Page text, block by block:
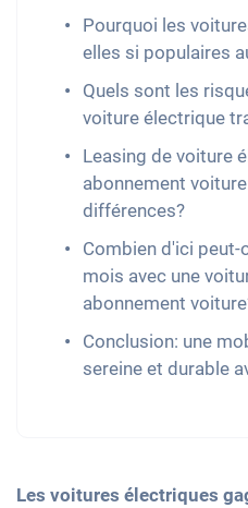
Pourquoi les
elles si populaires
Quels sont les
voiture électrique
Leasing de voiture
abonnement
différences?
Combien d'ici
mois avec une
abonnement
Conclusion: une
sereine et durable
Les voitures électriques